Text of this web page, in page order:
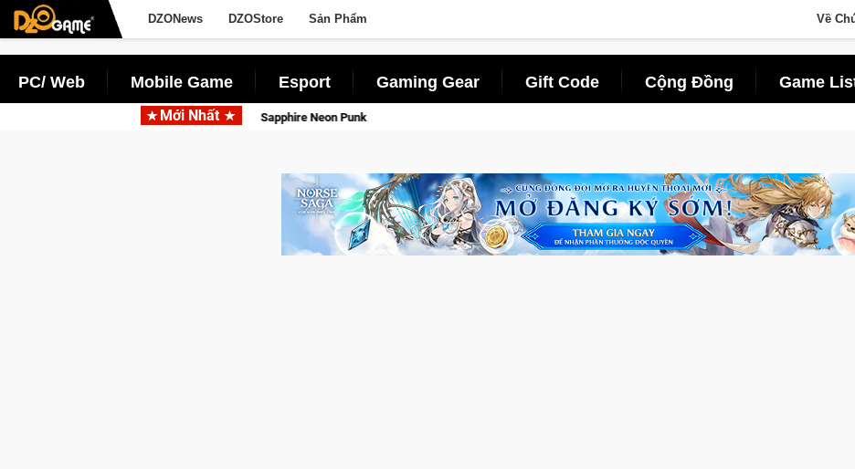
DZONews DZOStore Sản Phẩm Về
PC/ Web Mobile Game Esport Gaming Gear Gift Code Cộng Đồng Game
Mới Nhất Garena hợp tác cùng Pocketpair đưa bom tấn săn thú sinh tồn lên di động với tên gọi Palworld Online